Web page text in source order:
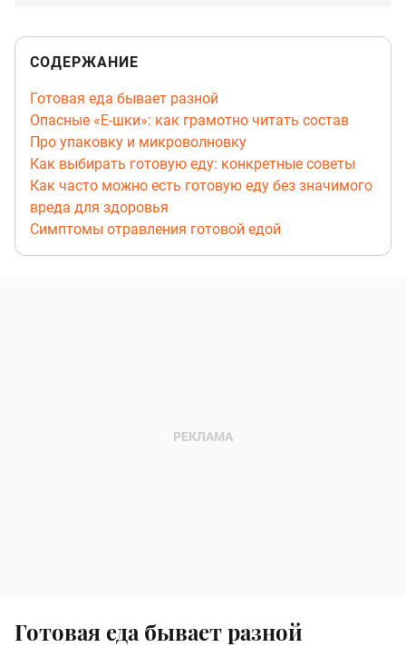
СОДЕРЖАНИЕ
Готовая еда бывает разной
Опасные «Е-шки»: как грамотно читать состав
Про упаковку и микроволновку
Как выбирать готовую еду: конкретные советы
Как часто можно есть готовую еду без значимого
вреда для здоровья
Симптомы отравления готовой едой
Готовая еда бывает разной